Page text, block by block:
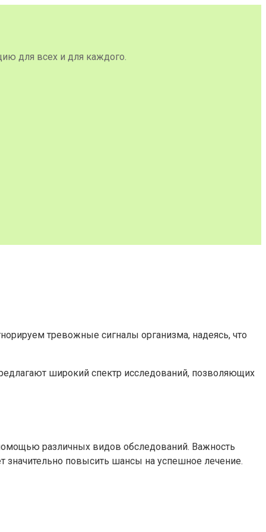
для всех и для каждого.
тревожные сигналы организма, надеясь, что
широкий спектр исследований, позволяющих
различных видов обследований. Важность
значительно повысить шансы на успешное лечение.